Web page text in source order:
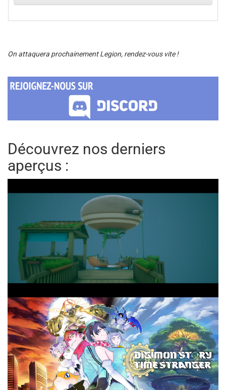
On attaquera prochainement Legion, rendez-vous vite !
Découvrez nos derniers
aperçus :